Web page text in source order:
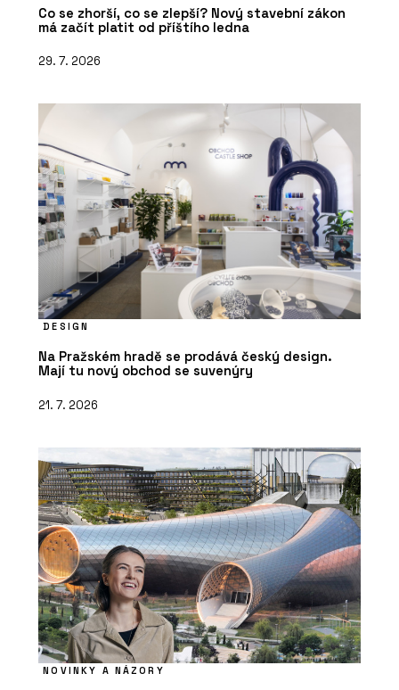
Co se zhorší, co se zlepší? Nový stavební zákon
má začít platit od příštího ledna
29. 7. 2026
DESIGN
Na Pražském hradě se prodává český design.
Mají tu nový obchod se suvenýry
21. 7. 2026
NOVINKY A NÁZORY